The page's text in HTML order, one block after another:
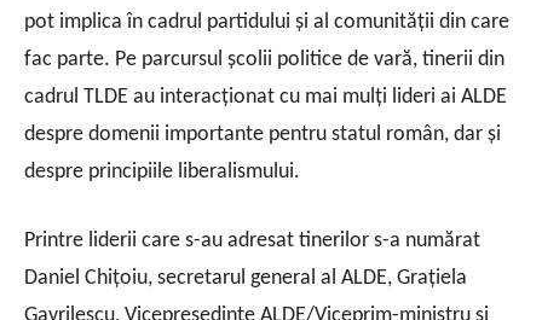
pot implica în cadrul partidului și al comunității din care
fac parte. Pe parcursul școlii politice de vară, tinerii din
cadrul TLDE au interacționat cu mai mulți lideri ai ALDE
despre domenii importante pentru statul român, dar și
despre principiile liberalismului.
Printre liderii care s-au adresat tinerilor s-a numărat
Daniel Chițoiu, secretarul general al ALDE, Grațiela